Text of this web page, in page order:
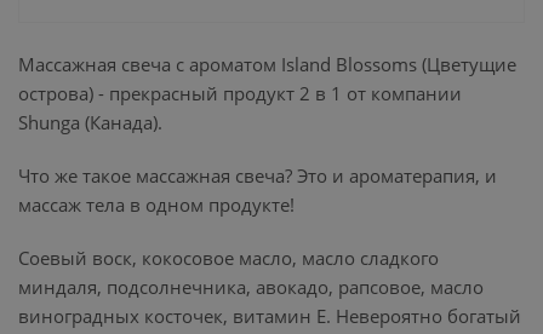
Массажная свеча с ароматом Island Blossoms (Цветущие
острова) - прекрасный продукт 2 в 1 от компании
Shunga (Канада).
Что же такое массажная свеча? Это и ароматерапия, и
массаж тела в одном продукте!
Соевый воск, кокосовое масло, масло сладкого
миндаля, подсолнечника, авокадо, рапсовое, масло
виноградных косточек, витамин Е. Невероятно богатый